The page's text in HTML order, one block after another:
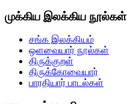
முக்கிய இலக்கிய நூல்கள்
சங்க இலக்கியம்
ஒளவையார் நூல்கள்
திருக்குறள்
திருக்கோவையார்
பாரதியார் பாடல்கள்